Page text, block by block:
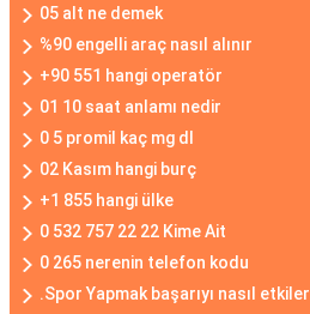
05 alt ne demek
%90 engelli araç nasıl alınır
+90 551 hangi operatör
01 10 saat anlamı nedir
0 5 promil kaç mg dl
02 Kasım hangi burç
+1 855 hangi ülke
0 532 757 22 22 Kime Ait
0 265 nerenin telefon kodu
.Spor Yapmak başarıyı nasıl etkiler